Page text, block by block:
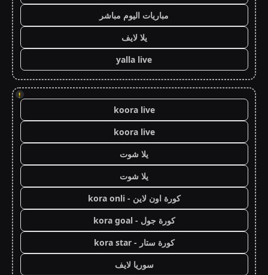
مباريات اليوم مباشر
يلا لايف
yalla live
!
koora live
koora live
يلا شوت
يلا شوت
كورة اون لاين - kora onli
كورة جول - kora goal
كورة ستار - kora star
سوريا لايف